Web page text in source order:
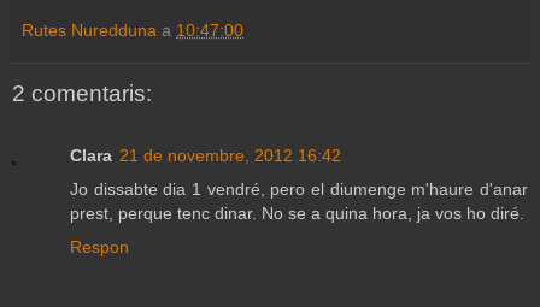
Rutes Nuredduna a 10:47:00
2 comentaris:
Clara 21 de novembre, 2012 16:42
Jo dissabte dia 1 vendré, pero el diumenge m'haure d'anar
prest, perque tenc dinar. No se a quina hora, ja vos ho diré.
Respon